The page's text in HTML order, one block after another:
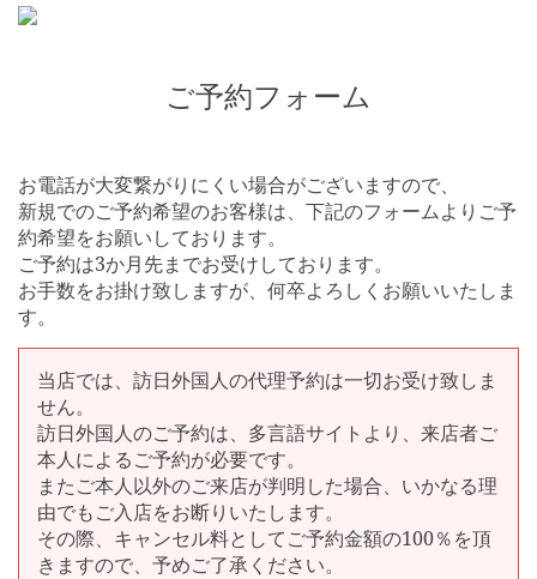
ご予約フォーム
お電話が大変繋がりにくい場合がございますので、
新規でのご予約希望のお客様は、下記のフォームよりご予
約希望をお願いしております。
ご予約は3か月先までお受けしております。
お手数をお掛け致しますが、何卒よろしくお願いいたしま
す。
当店では、訪日外国人の代理予約は一切お受け致しま
せん。
訪日外国人のご予約は、多言語サイトより、来店者ご
本人によるご予約が必要です。
またご本人以外のご来店が判明した場合、いかなる理
由でもご入店をお断りいたします。
その際、キャンセル料としてご予約金額の100％を頂
きますので、予めご了承ください。